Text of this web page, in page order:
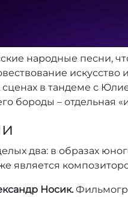
народные песни,
в тандеме с
бороды – отдельная
два: в образах
является
Носик.